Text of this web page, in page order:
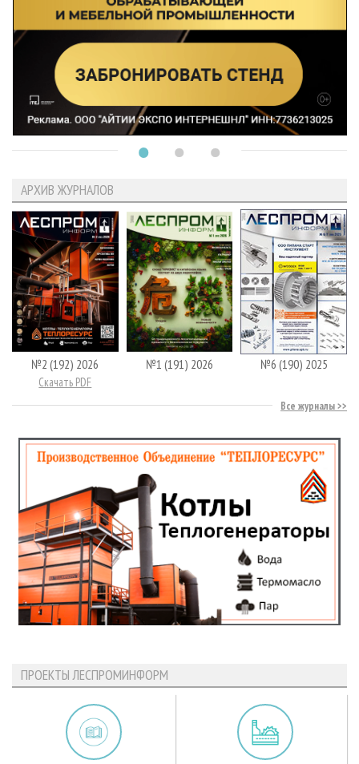
АРХИВ ЖУРНАЛОВ
№2 (192) 2026
Скачать PDF
№1 (191) 2026 №6 (190) 2025
Все журналы
ПРОЕКТЫ ЛЕСПРОМИНФОРМ